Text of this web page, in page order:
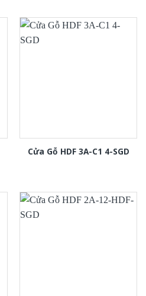
Cửa Gỗ HDF 3A-C1 4-SGD